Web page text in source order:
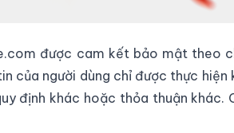
được cam kết bảo mật theo
của người dùng chỉ được thực hiện
định khác hoặc thỏa thuận khác.